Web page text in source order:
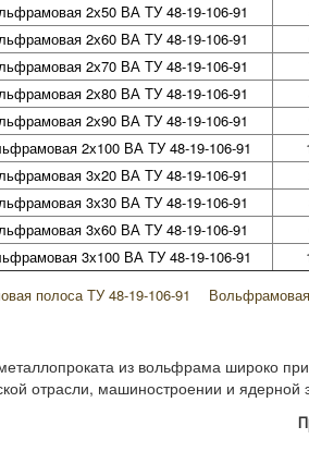
2х50 ВА ТУ 48-19-106-91
2х60 ВА ТУ 48-19-106-91
2х70 ВА ТУ 48-19-106-91
2х80 ВА ТУ 48-19-106-91
2х90 ВА ТУ 48-19-106-91
2х100 ВА ТУ 48-19-106-91
3х20 ВА ТУ 48-19-106-91
3х30 ВА ТУ 48-19-106-91
3х60 ВА ТУ 48-19-106-91
3х100 ВА ТУ 48-19-106-91
полоса ТУ 48-19-106-91
из вольфрама широко
отрасли, машиностроении и ядерной